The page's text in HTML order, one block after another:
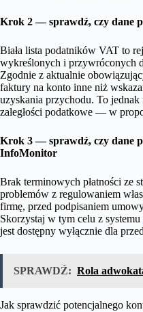
Krok 2 — sprawdź, czy dane
Biała lista podatników VAT to
wykreślonych i przywróconych
Zgodnie z aktualnie
faktury na konto inne niż
uzyskania przychodu. To
zaległości podatkowe — w
Krok 3 — sprawdź, czy dane
InfoMonitor
Brak terminowych płatności ze
problemów z regulowaniem
firmę, przed podpisaniem
Skorzystaj w tym celu z systemu
jest dostępny wyłącznie dla
SPRAWDŹ: Rola
Jak sprawdzić potencjalnego